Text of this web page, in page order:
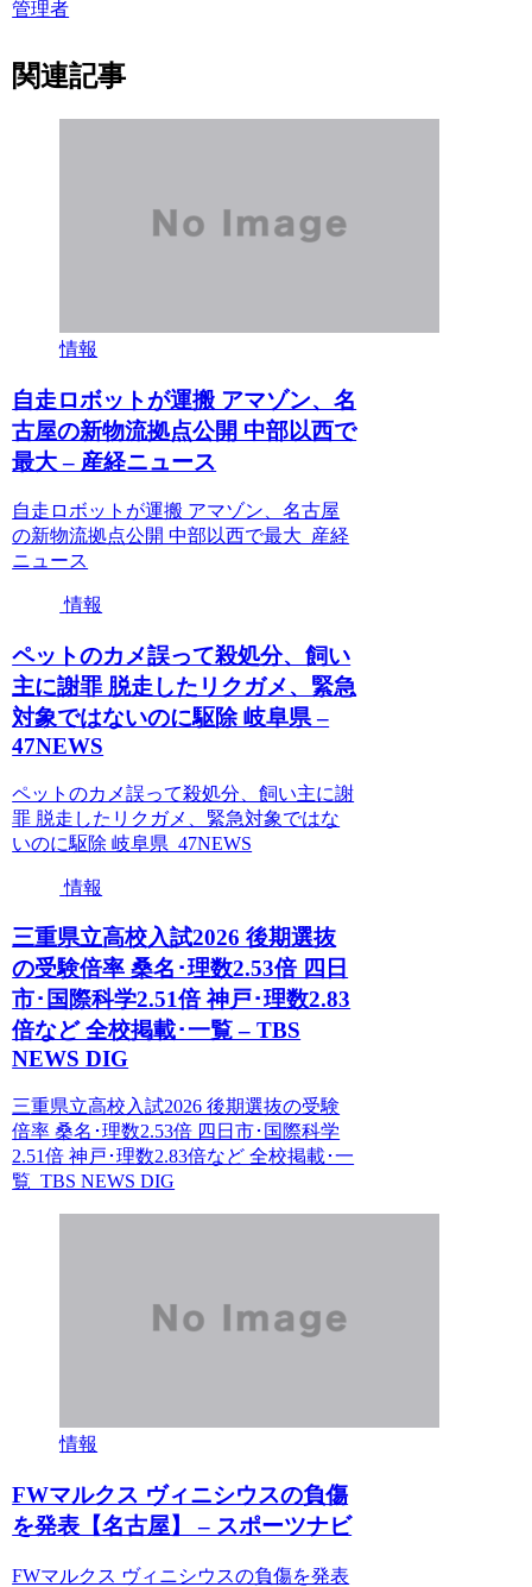
管理者
関連記事
情報
自走ロボットが運搬 アマゾン、名
古屋の新物流拠点公開 中部以西で
最大 – 産経ニュース
自走ロボットが運搬 アマゾン、名古屋
の新物流拠点公開 中部以西で最大 産経
ニュース
情報
ペットのカメ誤って殺処分、飼い
主に謝罪 脱走したリクガメ、緊急
対象ではないのに駆除 岐阜県 –
47NEWS
ペットのカメ誤って殺処分、飼い主に謝
罪 脱走したリクガメ、緊急対象ではな
いのに駆除 岐阜県 47NEWS
情報
三重県立高校入試2026 後期選抜
の受験倍率 桑名･理数2.53倍 四日
市･国際科学2.51倍 神戸･理数2.83
倍など 全校掲載･一覧 – TBS
NEWS DIG
三重県立高校入試2026 後期選抜の受験
倍率 桑名･理数2.53倍 四日市･国際科学
2.51倍 神戸･理数2.83倍など 全校掲載･一
覧 TBS NEWS DIG
情報
FWマルクス ヴィニシウスの負傷
を発表【名古屋】 – スポーツナビ
FWマルクス ヴィニシウスの負傷を発表